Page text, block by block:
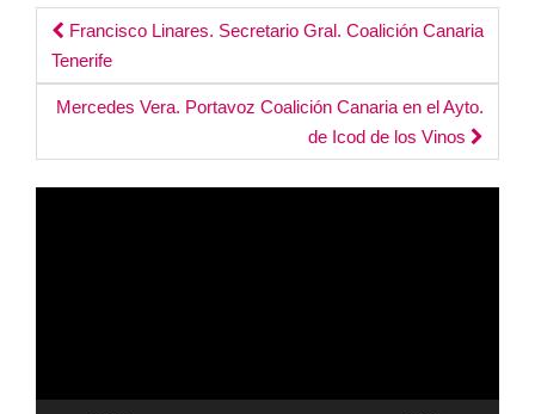
Post
navigation
Francisco Linares. Secretario Gral. Coalición Canaria
Tenerife
Mercedes Vera. Portavoz Coalición Canaria en el Ayto.
de Icod de los Vinos